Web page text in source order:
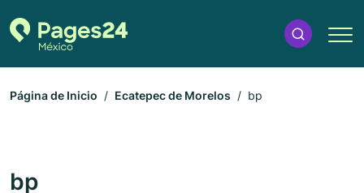
Página de Inicio Ecatepec de Morelos bp
bp